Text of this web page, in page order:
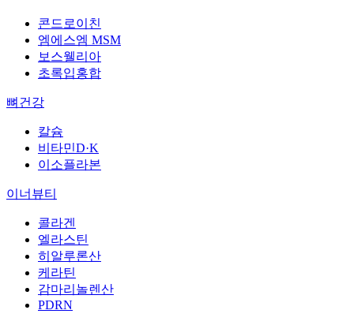
콘드로이친
엠에스엠 MSM
보스웰리아
초록입홍합
뼈건강
칼슘
비타민D·K
이소플라본
이너뷰티
콜라겐
엘라스틴
히알루론산
케라틴
감마리놀렌산
PDRN